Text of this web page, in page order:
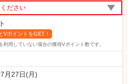
VポイントをGET！
利用していない場合の獲得Vポイント数です。
月27日(月)